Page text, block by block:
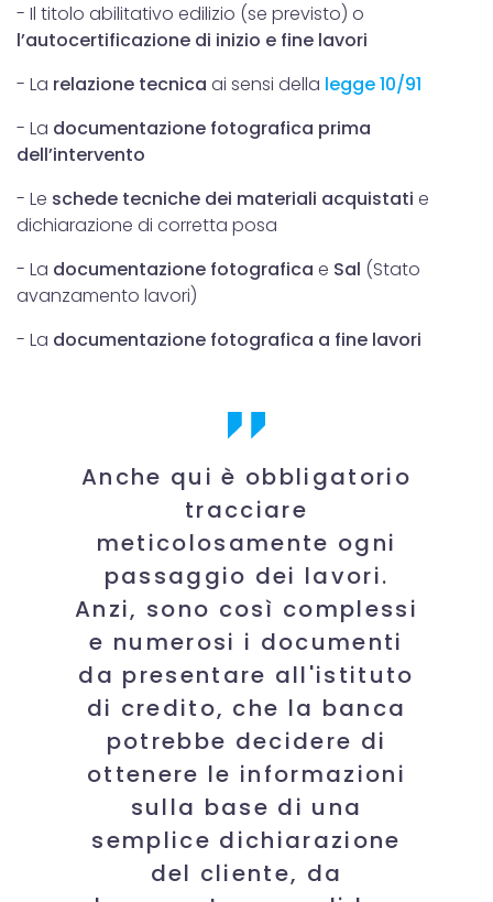
- Il titolo abilitativo edilizio (se previsto) o
l’autocertificazione di inizio e fine lavori
- La relazione tecnica ai sensi della legge 10/91
- La documentazione fotografica prima
dell’intervento
- Le schede tecniche dei materiali acquistati e
dichiarazione di corretta posa
- La documentazione fotografica e Sal (Stato
avanzamento lavori)
- La documentazione fotografica a fine lavori
Anche qui è obbligatorio
tracciare
meticolosamente ogni
passaggio dei lavori.
Anzi, sono così complessi
e numerosi i documenti
da presentare all'istituto
di credito, che la banca
potrebbe decidere di
ottenere le informazioni
sulla base di una
semplice dichiarazione
del cliente, da